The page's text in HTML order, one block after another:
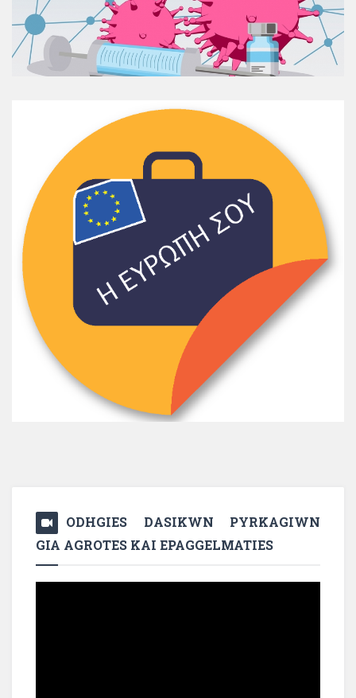
ODHGIES DASIKWN PYRKAGIWN
GIA AGROTES KAI EPAGGELMATIES